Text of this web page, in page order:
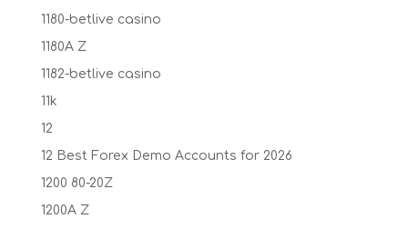
1180-betlive casino
1180A Z
1182-betlive casino
11k
12
12 Best Forex Demo Accounts for 2026
1200 80-20Z
1200A Z